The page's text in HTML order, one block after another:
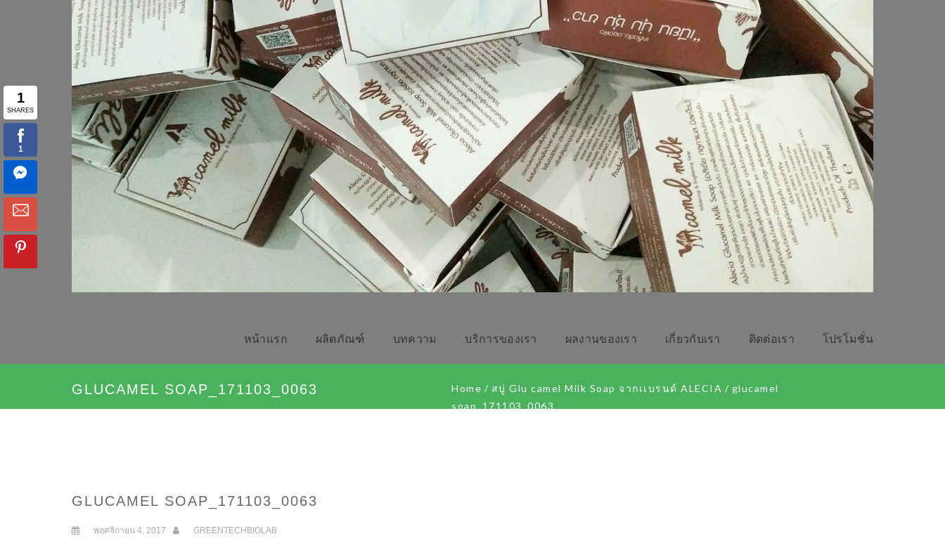
หน้าเเรก ผลิตภัณฑ์ บทความ บริการของเรา ผลงานของเรา เกี่ยวกับเรา ติดต่อเรา โปรโมชั่น
GLUCAMEL SOAP_171103_0063 Home / สบู่ Glu camel Milk Soap จากเเบรนด์​ ALECIA / glucamel
soap_171103_0063
GLUCAMEL SOAP_171103_0063
พฤศจิกายน 4, 2017 GREENTECHBIOLAB